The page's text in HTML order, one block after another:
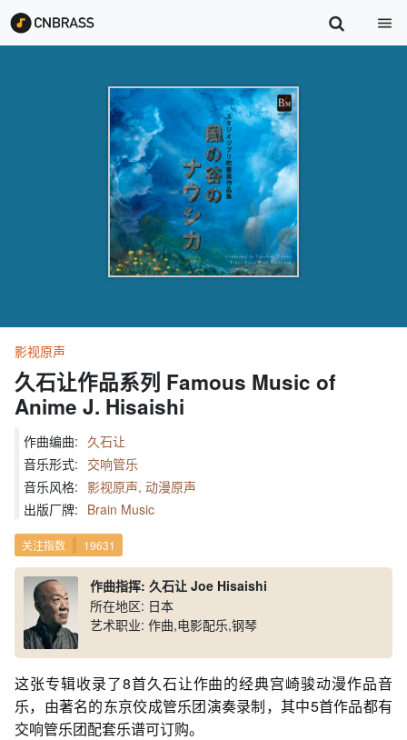
影视原声
久石让作品系列 Famous Music of
Anime J. Hisaishi
作曲编曲: 久石让
音乐形式: 交响管乐
音乐风格: 影视原声, 动漫原声
出版厂牌: Brain Music
关注指数 19631
作曲指挥: 久石让 Joe Hisaishi
所在地区: 日本
艺术职业: 作曲,电影配乐,钢琴
这张专辑收录了8首久石让作曲的经典宫崎骏动漫作品音
乐，由著名的东京佼成管乐团演奏录制，其中5首作品都有
交响管乐团配套乐谱可订购。